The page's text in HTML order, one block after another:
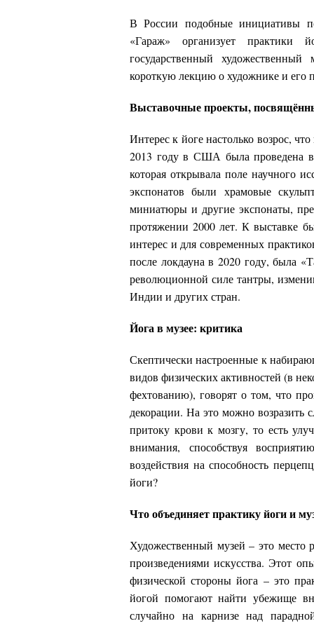
В России подобные инициативы
«Гараж» организует
государственный
короткую лекцию о художнике и его
Выставочные проекты,
Интерес к йоге настолько возрос,
2013 году в США была проведена
которая открывала поле научного
экспонатов были храмовые
миниатюры и другие экспонаты,
протяжении 2000 лет. К выставке
интерес и для современных
после локдауна в 2020 году, была
революционной силе тантры,
Индии и других стран.
Йога в музее: критика
Скептически настроенные к
видов физических активностей (в
фехтованию), говорят о том, что
декорации. На это можно возразить
притоку крови к мозгу, то есть
внимания, способствуя
воздействия на способность
йоги?
Что объединяет практику йоги и
Художественный музей – это место
произведениями искусства. Этот
физической стороны йога – это
йогой помогают найти убежище
случайно на карнизе над